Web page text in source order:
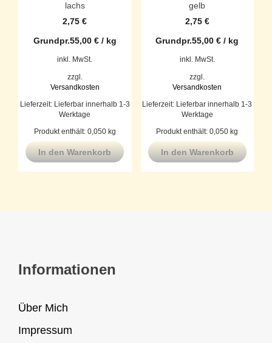
lachs
2,75€
Grundpr.55,00 €/ kg
inkl. MwSt.
zzgl.
Versandkosten
Lieferzeit: Lieferbar innerhalb 1-3
Werktage
Produkt enthält: 0,050 kg
In den Warenkorb
gelb
2,75 €
Grundpr.55,00€ / kg
inkl. MwSt.
zzgl.
Versandkosten
Lieferzeit: Lieferbar innerhalb 1-3
Werktage
Produkt enthält: 0,050kg
In den Warenkorb
Informationen
Über Mich
Impressum